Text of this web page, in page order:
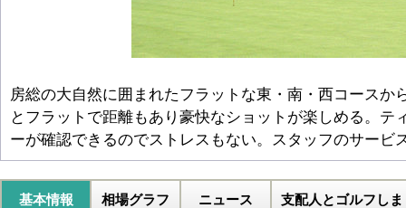
房総の大自然に囲まれたフラットな東・南・西コース
とフラットで距離もあり豪快なショットが楽しめる。
ーが確認できるのでストレスもない。スタッフのサービ
基本情報 相場グラフ ニュース 支配人とゴルフしま